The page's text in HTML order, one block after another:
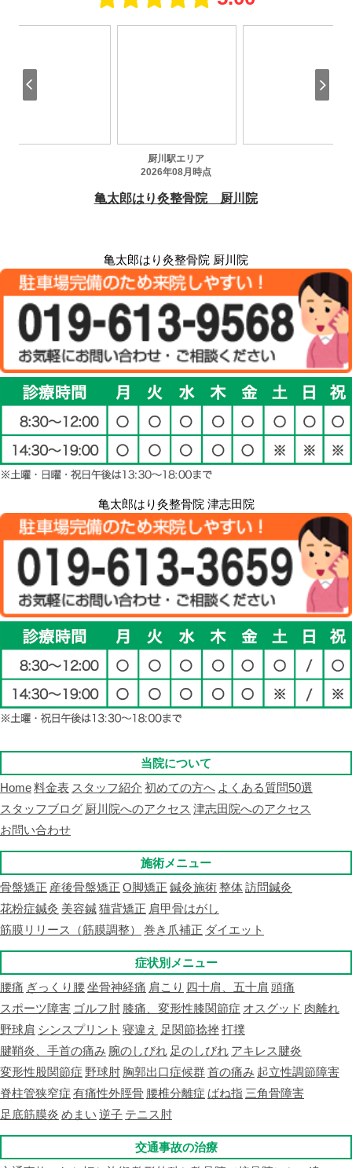
亀太郎はり灸整骨院 厨川院
亀太郎はり灸整骨院 津志田院
当院について
Home料金表 スタッフ紹介 初めての方へ よくある質問50選
スタッフブログ 厨川院へのアクセス 津志田院へのアクセス
お問い合わせ
施術メニュー
骨盤矯正 産後骨盤矯正 O脚矯正 鍼灸施術整体訪問鍼灸
花粉症鍼灸 美容鍼猫背矯正 肩甲骨はがし
筋膜リリース（筋膜調整）
巻き爪補正 ダイエット
症状別メニュー
腰痛 ぎっくり腰坐骨神経痛 肩こり 四十肩、五十肩 頭痛
スポーツ障害 ゴルフ肘 膝痛、変形性膝関節症 オスグッド 肉離れ
野球肩 シンスプリント 寝違え 足関節捻挫打撲
腱鞘炎、手首の痛み 腕のしびれ 足のしびれ アキレス腱炎
変形性股関節症 野球肘 胸郭出口症候群首の痛み 起立性調節障害
脊柱管狭窄症 有痛性外脛骨 腰椎分離症 ばね指 三角骨障害
足底筋膜炎 めまい 逆子 テニス肘
交通事故の治療